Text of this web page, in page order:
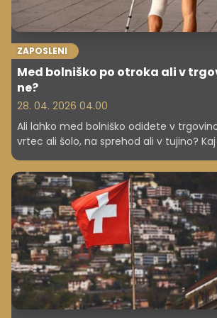
ZAPOSLENI
Med bolniško po otroka ali v
ne?
28. 04. 2026 04.00
Ali lahko med bolniško odidete v
vrtec ali šolo, na sprehod ali v tujino?
kako je pri samozaposlenih ter kakšne
kršitvah? Preverite, kaj določajo pravila.